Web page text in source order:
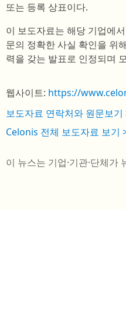
또는 등록 상표이다.
이 보도자료는 해당 기업에
문의 정확한 사실 확인을 위
력을 갖는 발표로 인정되며
웹사이트: https://
보도자료 연락처와 원문보기
Celonis 전체 보도자료 보기
이 뉴스는 기업·기관·단체